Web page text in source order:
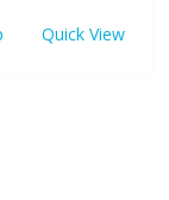
Quick View